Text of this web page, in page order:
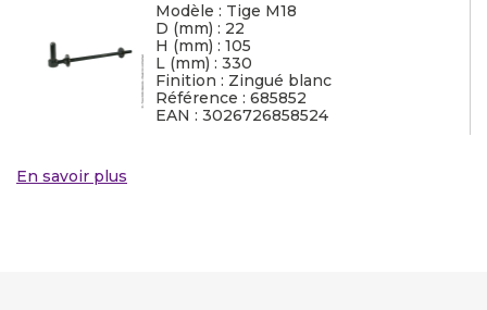
Modèle : Tige M18
D (mm) : 22
H (mm) : 105
L (mm) : 330
Finition : Zingué blanc
Référence : 685852
EAN : 3026726858524
En savoir plus